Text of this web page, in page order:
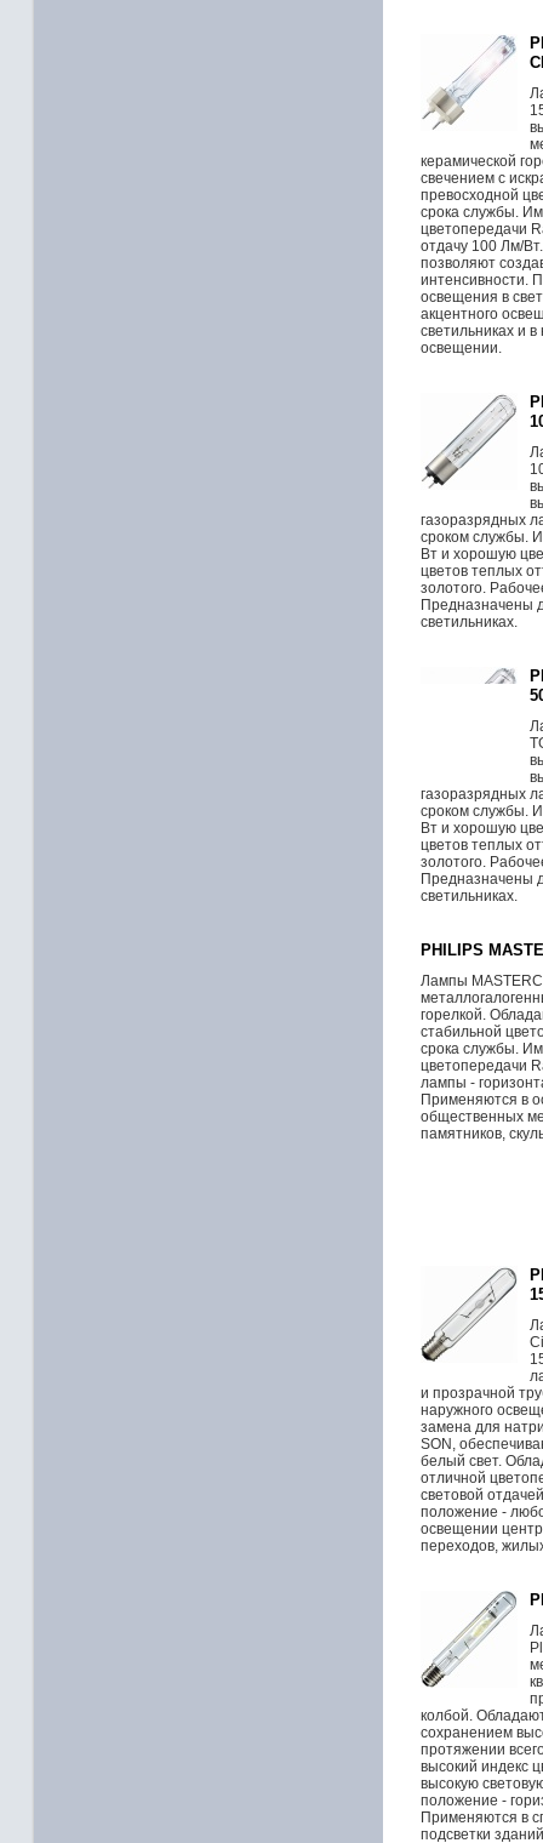
керамической
свечением с
превосходной
срока службы.
цветопередачи
отдачу 100 Лм/
позволяют
интенсивности.
освещения в
акцентного
светильниках и
освещении.
газоразрядных
сроком службы.
Вт и хорошую
цветов теплых
золотого.
Предназначены
светильниках.
газоразрядных
сроком службы.
Вт и хорошую
цветов теплых
золотого.
Предназначены
светильниках.
PHILIPS
Лампы
горелкой.
стабильной
срока службы.
цветопередачи
лампы -
Применяются в
общественных
памятников,
и прозрачной
наружного
замена для
SON,
белый свет.
отличной
световой
положение -
освещении
переходов,
колбой.
сохранением
протяжении
высокий индекс
высокую
положение -
Применяются в
подсветки